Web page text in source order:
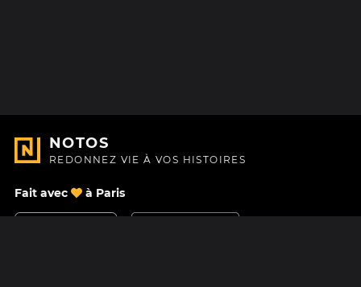
NOTOS
REDONNEZ VIE À VOS HISTOIRES
Fait avec à Paris